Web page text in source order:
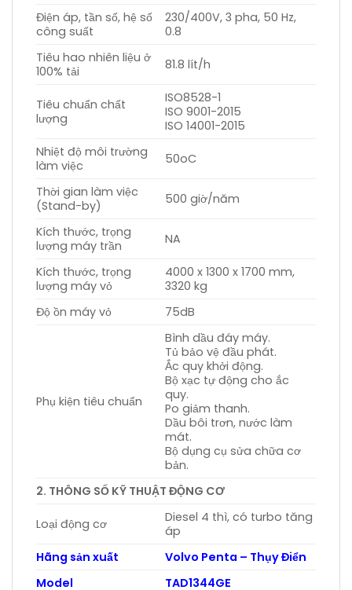
Điện áp, tần số, hệ số
công suất
230/400V, 3 pha, 50 Hz,
0.8
Tiêu hao nhiên liệu ở
100% tải
81.8 lít/h
Tiêu chuẩn chất
lượng
ISO8528-1
ISO 9001-2015
ISO 14001-2015
Nhiệt độ môi trường
làm việc
50oC
Thời gian làm việc
(Stand-by)
500 giờ/năm
Kích thước, trọng
lượng máy trần
NA
Kích thước, trọng
lượng máy vỏ
4000 x 1300 x 1700 mm,
3320 kg
Độ ồn máy vỏ
75dB
Phụ kiện tiêu chuẩn
Bình dầu đáy máy.
Tủ bảo vệ đầu phát.
Ắc quy khởi động.
Bộ xạc tự động cho ắc
quy.
Po giảm thanh.
Dầu bôi trơn, nước làm
mát.
Bộ dụng cụ sửa chữa cơ
bản.
2. THÔNG SỐ KỸ THUẬT ĐỘNG CƠ
Loại động cơ
Diesel 4 thì, có turbo tăng
áp
Hãng sản xuất
Volvo Penta – Thụy Điển
Model
TAD1344GE